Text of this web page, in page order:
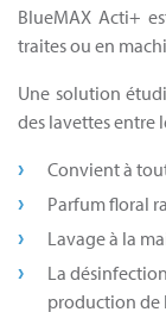
BlueMAX Acti+
traites ou en
Une solution
des lavettes entre
Convient à
Parfum floral
Lavage à la
La
production de